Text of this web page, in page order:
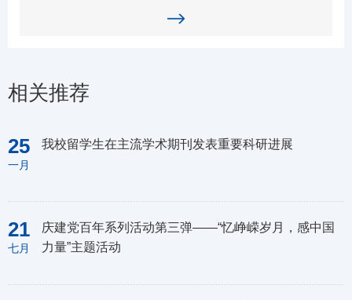
相关推荐
25
一月
我校留学生在主流学术期刊发表重要科研进展
21
七月
庆建党百年系列活动第三弹——“忆峥嵘岁月，感中国
力量”主题活动